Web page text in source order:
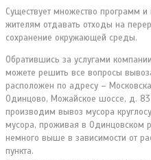
Существует множество программ
жителям отдавать отходы на
сохранение окружающей среды.
Обратившись за услугами
можете решить все вопросы
расположен по адресу –
Одинцово, Можайское шоссе, д.
производим вывоз мусора
мусора, проживая в Одинцовском
немного выше в зависимости от
пункта.